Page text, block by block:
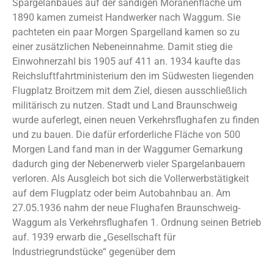
Spargelanbaues auf der sandigen Moränenfläche um
1890 kamen zumeist Handwerker nach Waggum. Sie
pachteten ein paar Morgen Spargelland kamen so zu
einer zusätzlichen Nebeneinnahme. Damit stieg die
Einwohnerzahl bis 1905 auf 411 an. 1934 kaufte das
Reichsluftfahrtministerium den im Südwesten liegenden
Flugplatz Broitzem mit dem Ziel, diesen ausschließlich
militärisch zu nutzen. Stadt und Land Braunschweig
wurde auferlegt, einen neuen Verkehrsflughafen zu finden
und zu bauen. Die dafür erforderliche Fläche von 500
Morgen Land fand man in der Waggumer Gemarkung
dadurch ging der Nebenerwerb vieler Spargelanbauern
verloren. Als Ausgleich bot sich die Vollerwerbstätigkeit
auf dem Flugplatz oder beim Autobahnbau an. Am
27.05.1936 nahm der neue Flughafen Braunschweig-
Waggum als Verkehrsflughafen 1. Ordnung seinen Betrieb
auf. 1939 erwarb die „Gesellschaft für
Industriegrundstücke“ gegenüber dem